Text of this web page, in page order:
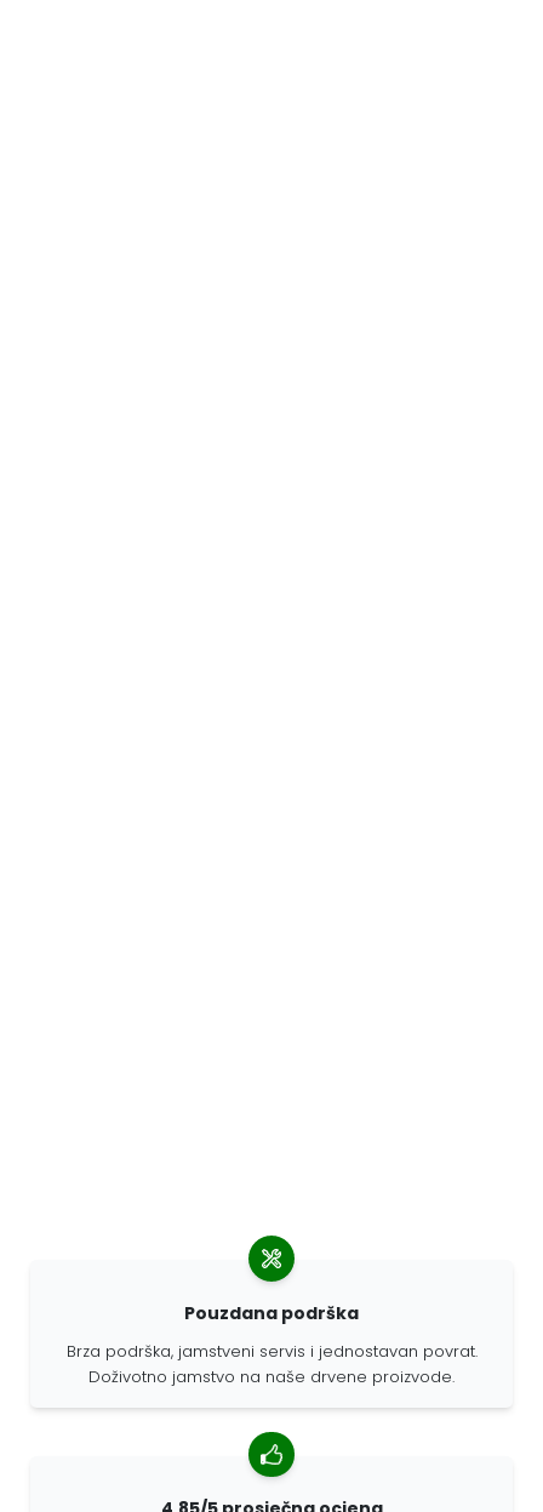
Pouzdana podrška
Brza podrška, jamstveni servis i jednostavan povrat.
Doživotno jamstvo na naše drvene proizvode.